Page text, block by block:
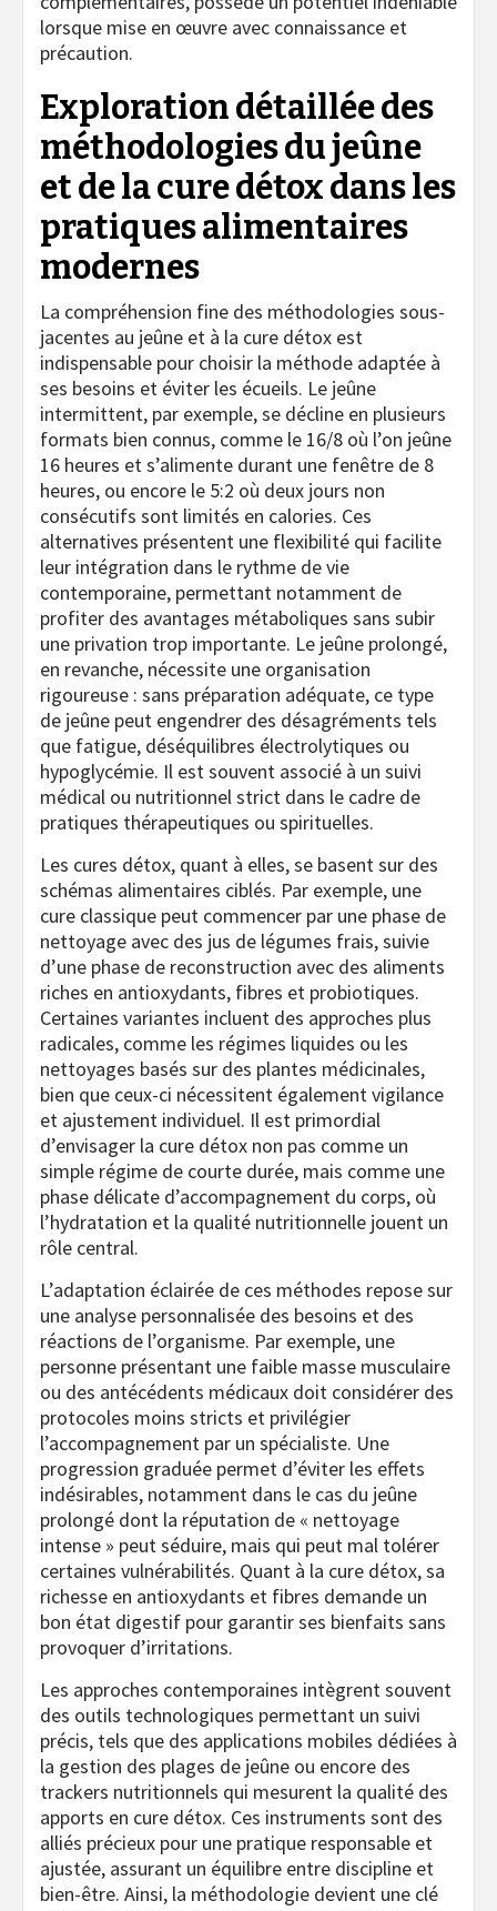
lorsque mise en œuvre avec connaissance et
précaution.
Exploration détaillée des
méthodologies du jeûne
et de la cure détox dans les
pratiques alimentaires
modernes
La compréhension fine des méthodologies sous-
jacentes au jeûne et à la cure détox est
indispensable pour choisir la méthode adaptée à
ses besoins et éviter les écueils. Le jeûne
intermittent, par exemple, se décline en plusieurs
formats bien connus, comme le 16/8 où l’on jeûne
16 heures et s’alimente durant une fenêtre de 8
heures, ou encore le 5:2 où deux jours non
consécutifs sont limités en calories. Ces
alternatives présentent une flexibilité qui facilite
leur intégration dans le rythme de vie
contemporaine, permettant notamment de
profiter des avantages métaboliques sans subir
une privation trop importante. Le jeûne prolongé,
en revanche, nécessite une organisation
rigoureuse : sans préparation adéquate, ce type
de jeûne peut engendrer des désagréments tels
que fatigue, déséquilibres électrolytiques ou
hypoglycémie. Il est souvent associé à un suivi
médical ou nutritionnel strict dans le cadre de
pratiques thérapeutiques ou spirituelles.
Les cures détox, quant à elles, se basent sur des
schémas alimentaires ciblés. Par exemple, une
cure classique peut commencer par une phase de
nettoyage avec des jus de légumes frais, suivie
d’une phase de reconstruction avec des aliments
riches en antioxydants, fibres et probiotiques.
Certaines variantes incluent des approches plus
radicales, comme les régimes liquides ou les
nettoyages basés sur des plantes médicinales,
bien que ceux-ci nécessitent également vigilance
et ajustement individuel. Il est primordial
d’envisager la cure détox non pas comme un
simple régime de courte durée, mais comme une
phase délicate d’accompagnement du corps, où
l’hydratation et la qualité nutritionnelle jouent un
rôle central.
L’adaptation éclairée de ces méthodes repose sur
une analyse personnalisée des besoins et des
réactions de l’organisme. Par exemple, une
personne présentant une faible masse musculaire
ou des antécédents médicaux doit considérer des
protocoles moins stricts et privilégier
l’accompagnement par un spécialiste. Une
progression graduée permet d’éviter les effets
indésirables, notamment dans le cas du jeûne
prolongé dont la réputation de « nettoyage
intense » peut séduire, mais qui peut mal tolérer
certaines vulnérabilités. Quant à la cure détox, sa
richesse en antioxydants et fibres demande un
bon état digestif pour garantir ses bienfaits sans
provoquer d’irritations.
Les approches contemporaines intègrent souvent
des outils technologiques permettant un suivi
précis, tels que des applications mobiles dédiées à
la gestion des plages de jeûne ou encore des
trackers nutritionnels qui mesurent la qualité des
apports en cure détox. Ces instruments sont des
alliés précieux pour une pratique responsable et
ajustée, assurant un équilibre entre discipline et
bien-être. Ainsi, la méthodologie devient une clé